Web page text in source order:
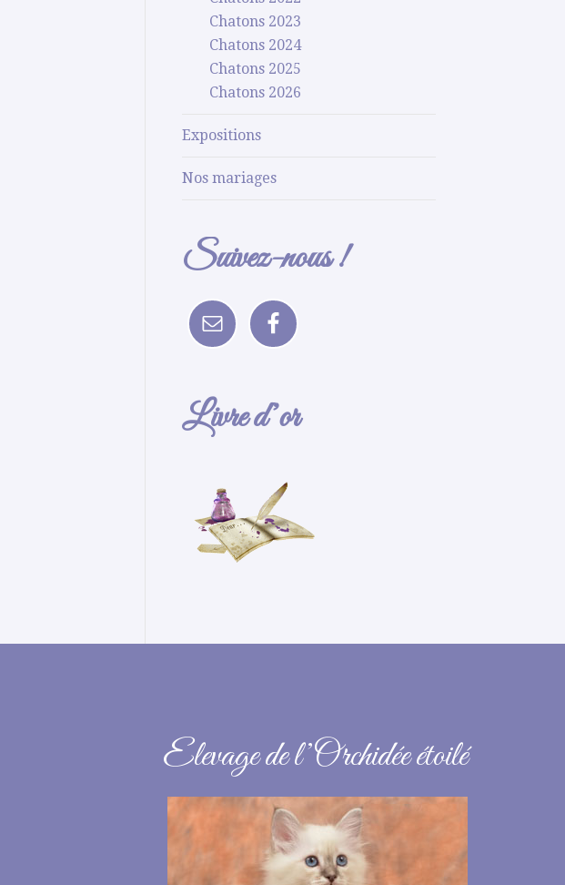
Chatons 2023
Chatons 2024
Chatons 2025
Chatons 2026
Expositions
Nos mariages
Suivez-nous !
Livre d’or
Elevage de l’Orchidée étoilé